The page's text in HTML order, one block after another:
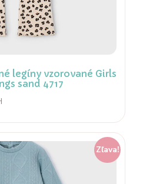
legíny vzorované Girls
sand 4717
Zľava!